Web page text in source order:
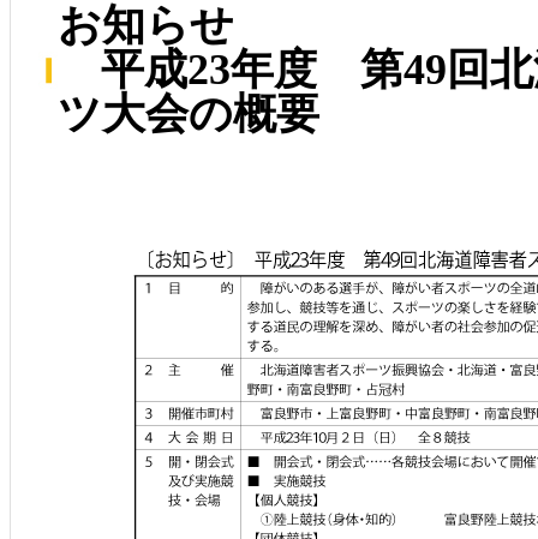
お知らせ
平成23年度 第49回北
ツ大会の概要